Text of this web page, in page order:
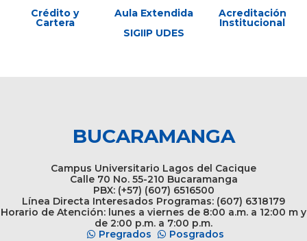
Crédito y
Cartera
Aula Extendida
SIGIIP UDES
Acreditación
Institucional
BUCARAMANGA
Campus Universitario Lagos del Cacique
Calle 70 No. 55-210 Bucaramanga
PBX: (+57) (607) 6516500
Línea Directa Interesados Programas: (607) 6318179
Horario de Atención: lunes a viernes de 8:00 a.m. a 12:00 m y
de 2:00 p.m. a 7:00 p.m.
Pregrados
Posgrados